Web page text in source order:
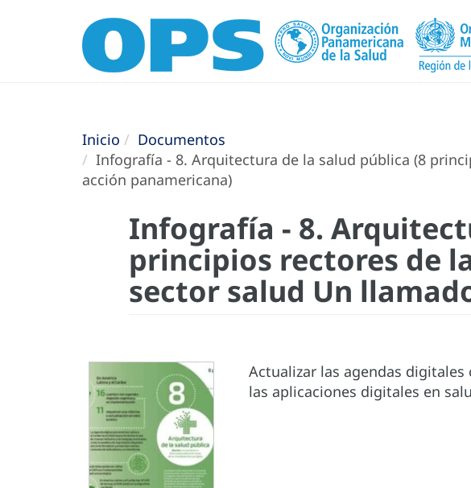
Inicio
Documentos
Infografía - 8. Arquitectura de la salud pública (8
acción panamericana)
Infografía - 8.
principios rectores de
sector salud Un
Actualizar las agendas
las aplicaciones digitales en